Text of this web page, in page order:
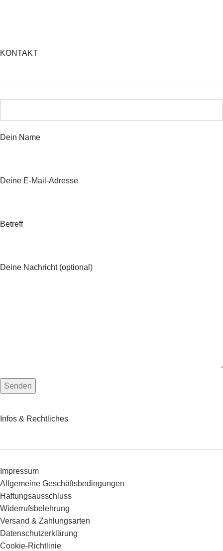
KONTAKT
Dein Name
Deine E-Mail-Adresse
Betreff
Deine Nachricht (optional)
Infos & Rechtliches
Impressum
Allgemeine Geschäftsbedingungen
Haftungsausschluss
Widerrufsbelehrung
Versand & Zahlungsarten
Datenschutzerklärung
Cookie-Richtlinie